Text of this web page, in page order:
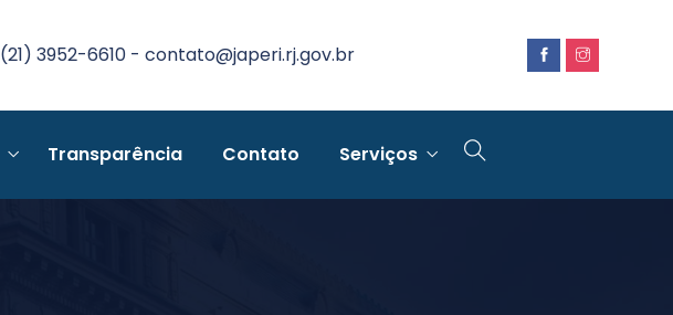
(21) 3952-6610 - contato@japeri.rj.gov.br
Transparência Contato Serviços